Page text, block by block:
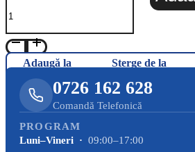
Adaugă la
Șterge de la
0726 162 628
Comandă Telefonică
PROGRAM
Luni–Vineri · 09:00–17:00